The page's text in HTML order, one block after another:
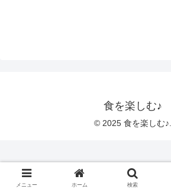
食を楽しむ♪
© 2025 食を楽しむ♪.
メニュー ホーム 検索